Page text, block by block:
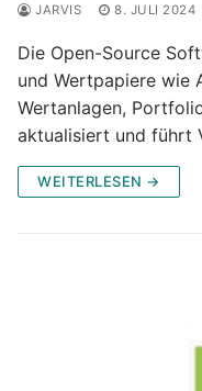
JARVIS 8. JULI 2024
Die Open-Source
und Wertpapiere wie
Wertanlagen,
aktualisiert und führt
WEITERLESEN →